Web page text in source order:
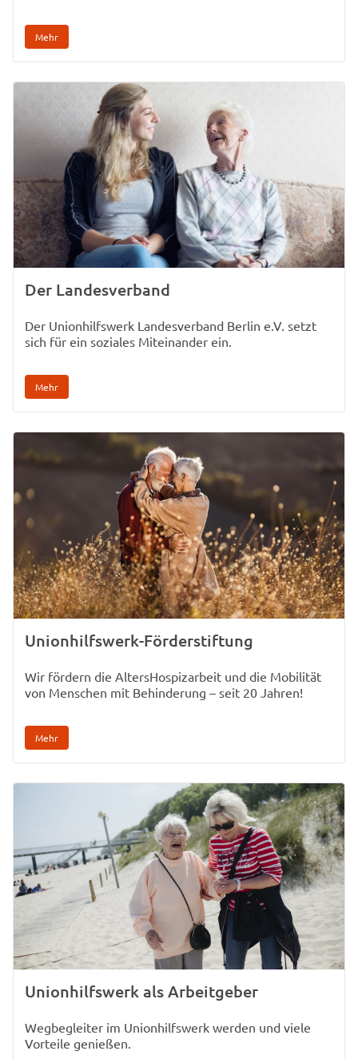
Mehr
Der Landesverband
Der Unionhilfswerk Landesverband Berlin e.V. setzt
sich für ein soziales Miteinander ein.
Mehr
Unionhilfswerk-Förderstiftung
Wir fördern die AltersHospizarbeit und die Mobilität
von Menschen mit Behinderung – seit 20 Jahren!
Mehr
Unionhilfswerk als Arbeitgeber
Wegbegleiter im Unionhilfswerk werden und viele
Vorteile genießen.